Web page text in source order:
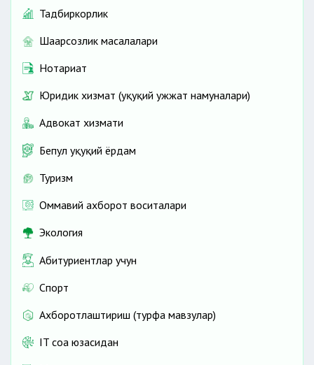
Тадбиркорлик
Шаҳарсозлик масалалари
Нотариат
Юридик хизмат (ҳуқуқий ҳужжат намуналари)
Адвокат хизмати
Бепул ҳуқуқий ёрдам
Туризм
Оммавий ахборот воситалари
Экология
Абитуриентлар учун
Спорт
Ахборотлаштириш (турфа мавзулар)
IT соҳа юзасидан